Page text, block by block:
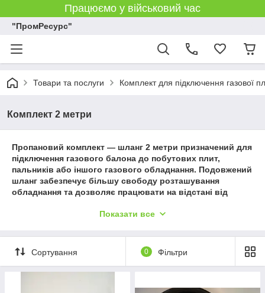
Працюємо у військовий час
"ПромРесурс"
Товари та послуги Комплект для підключення газової
Комплект 2 метри
Пропановий комплект — шланг 2 метри призначений для
підключення газового балона до побутових плит,
пальників або іншого газового обладнання. Подовжений
шланг забезпечує більшу свободу розташування
обладнання та дозволяє працювати на відстані від
Комплект включає надійний редуктор, який стабілізує
при роботі з пропан-бутаном.
Показати все
Сортування 0 Фільтри